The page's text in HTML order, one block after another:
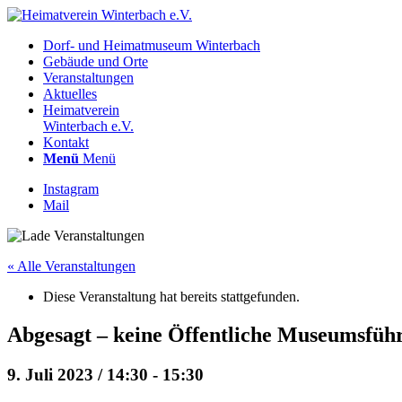
Dorf- und Heimatmuseum Winterbach
Gebäude und Orte
Veranstaltungen
Aktuelles
Heimatverein
Winterbach e.V.
Kontakt
Menü Menü
Instagram
Mail
« Alle Veranstaltungen
Diese Veranstaltung hat bereits stattgefunden.
Abgesagt – keine Öffentliche
9. Juli 2023 / 14:30 - 15:30